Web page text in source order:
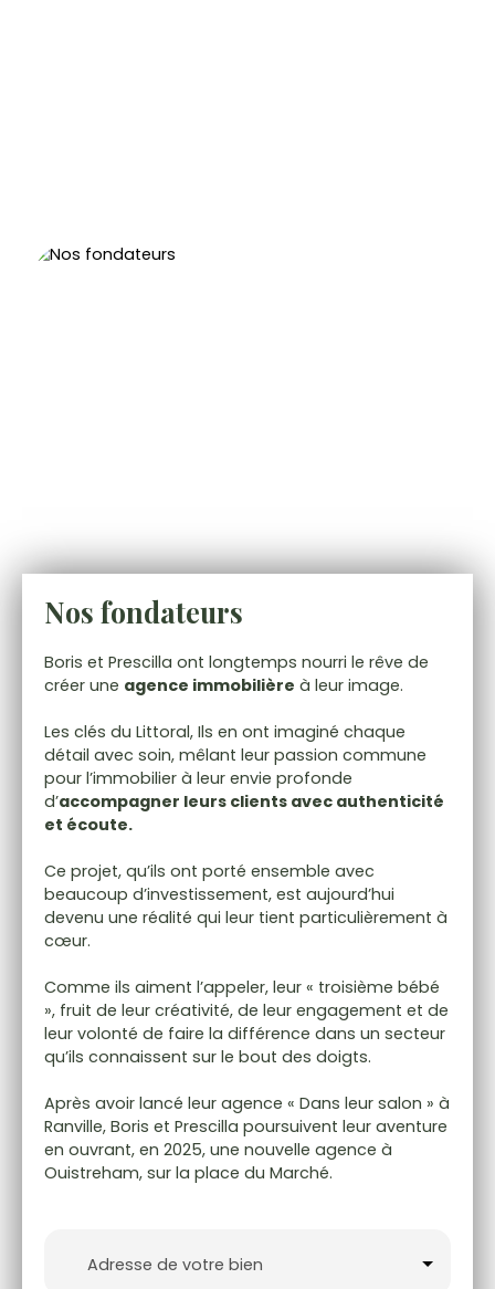
Nos fondateurs
Boris et Prescilla ont longtemps nourri le rêve de
créer une agence immobilière à leur image.
Les clés du Littoral, Ils en ont imaginé chaque
détail avec soin, mêlant leur passion commune
pour l’immobilier à leur envie profonde
d’accompagner leurs clients avec authenticité
et écoute.
Ce projet, qu’ils ont porté ensemble avec
beaucoup d’investissement, est aujourd’hui
devenu une réalité qui leur tient particulièrement à
cœur.
Comme ils aiment l’appeler, leur « troisième bébé
», fruit de leur créativité, de leur engagement et de
leur volonté de faire la différence dans un secteur
qu’ils connaissent sur le bout des doigts.
Après avoir lancé leur agence « Dans leur salon » à
Ranville, Boris et Prescilla poursuivent leur aventure
en ouvrant, en 2025, une nouvelle agence à
Ouistreham, sur la place du Marché.
Adresse de votre bien